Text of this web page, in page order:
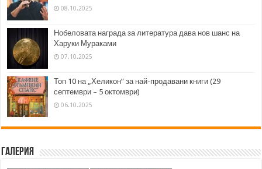
08.10.2025
Нобеловата награда за литература дава нов шанс на
Харуки Мураками
07.10.2025
Топ 10 на „Хеликон” за най-продавани книги (29
септември – 5 октомври)
06.10.2025
Галерия